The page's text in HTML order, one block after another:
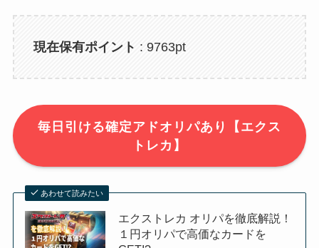
現在保有ポイント : 9763pt
毎日引ける確定アドオリパあり【エクス
トレカ】
あわせて読みたい
エクストレカ オリパを徹底解説！
１円オリパで高価なカードを